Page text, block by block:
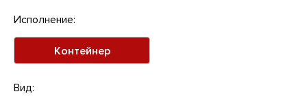
Исполнение:
Контейнер
Вид: